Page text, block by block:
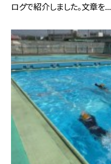
ログで紹介しました。文章を...